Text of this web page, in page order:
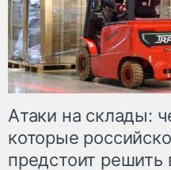
Атаки на склады:
которые
предстоит решить